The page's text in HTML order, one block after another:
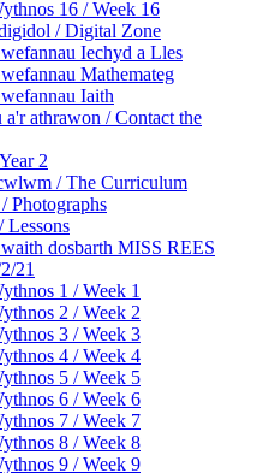
16 / Week 16
/ Digital Zone
Iechyd a Lles
Mathemateg
Iaith
athrawon / Contact the
2
/ The Curriculum
Photographs
Lessons
dosbarth MISS REES
21
1 / Week 1
2 / Week 2
3 / Week 3
4 / Week 4
5 / Week 5
6 / Week 6
7 / Week 7
8 / Week 8
9 / Week 9